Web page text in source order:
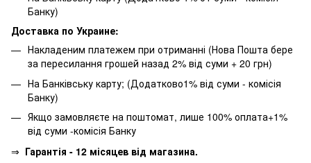
Банку)
Доставка по Украине:
Накладеним платежем при отриманні (Нова Пошта бере
за пересилання грошей назад 2% від суми + 20 грн)
На Банківську карту; (Додатково1% від суми - комісія
Банку)
Якщо замовляєте на поштомат, лише 100% оплата+1%
від суми -комісія Банку
⇒ Гарантія - 12 місяцев від магазина.